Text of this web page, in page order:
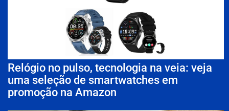
Relógio no pulso, tecnologia na veia: veja
uma seleção de smartwatches em
promoção na Amazon